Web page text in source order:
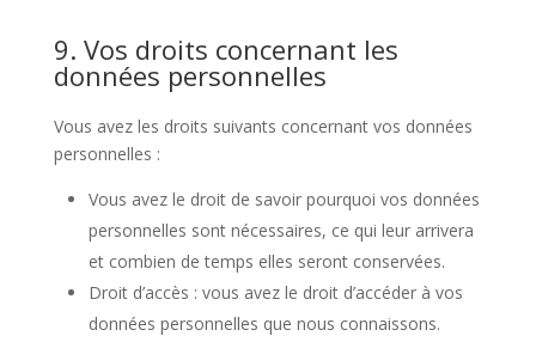
9. Vos droits concernant les
données personnelles
Vous avez les droits suivants concernant vos données
personnelles :
Vous avez le droit de savoir pourquoi vos données
personnelles sont nécessaires, ce qui leur arrivera
et combien de temps elles seront conservées.
Droit d’accès : vous avez le droit d’accéder à vos
données personnelles que nous connaissons.